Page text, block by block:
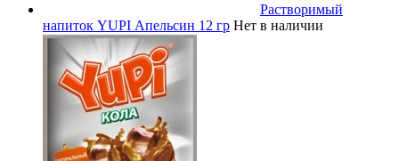
Растворимый
напиток YUPI Апельсин 12 гр Нет в наличии